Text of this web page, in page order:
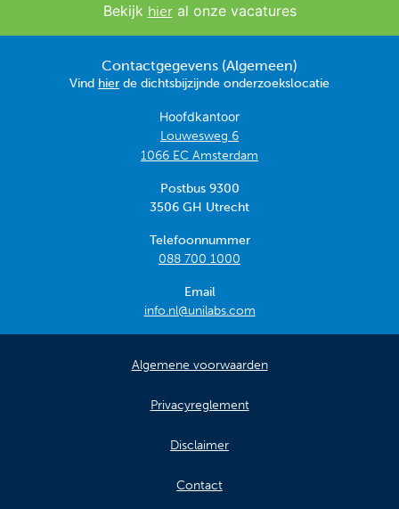
Onderzoeken
Trombosedienst
Bekijk hieral onze vacatures
Contactgegevens (Algemeen)
Vind hier de dichtsbijzijnde onderzoekslocatie
Hoofdkantoor
Louwesweg 6
1066 EC Amsterdam
Postbus 9300
3506 GH Utrecht
Telefoonnummer
088 700 1000
Email
info.nl@unilabs.com
Algemene voorwaarden
Privacyreglement
Disclaimer
Contact